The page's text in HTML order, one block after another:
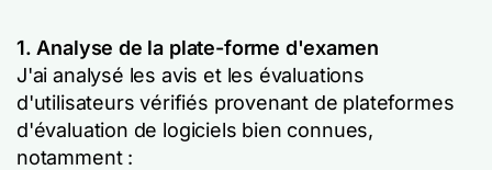
1. Analyse de la plate-forme d'examen
J'ai analysé les avis et les évaluations
d'utilisateurs vérifiés provenant de plateformes
d'évaluation de logiciels bien connues,
notamment :